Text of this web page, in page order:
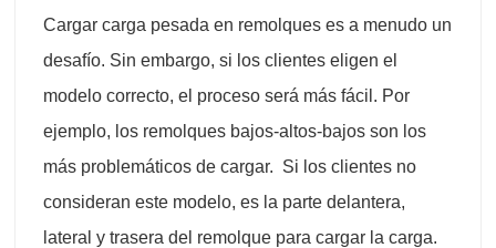
Cargar carga pesada en remolques es a menudo un
desafío. Sin embargo, si los clientes eligen el
modelo correcto, el proceso será más fácil. Por
ejemplo, los remolques bajos-altos-bajos son los
más problemáticos de cargar. Si los clientes no
consideran este modelo, es la parte delantera,
lateral y trasera del remolque para cargar la carga.